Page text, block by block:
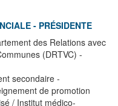
- PRÉSIDENTE
des Relations avec
(DRTVC) -
secondaire -
de promotion
/ Institut médico-